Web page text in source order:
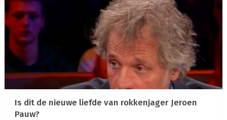
Is dit de nieuwe liefde van rokkenjager Jeroen
Pauw?